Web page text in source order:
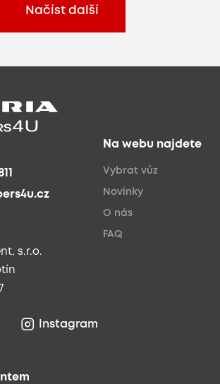
Načíst další
s.r.o.
Instagram
Na webu najdete
Vybrat vůz
Novinky
O nás
FAQ